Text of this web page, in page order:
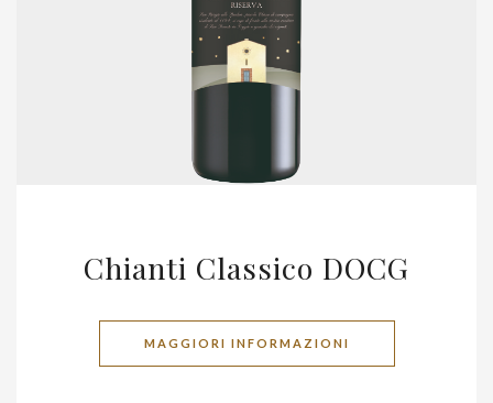
Chianti Classico DOCG
MAGGIORI INFORMAZIONI